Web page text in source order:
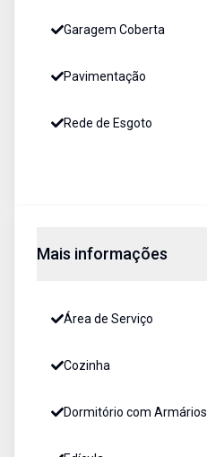
Garagem Coberta
Pavimentação
Rede de Esgoto
Mais informações
Área de Serviço
Cozinha
Dormitório com Armários